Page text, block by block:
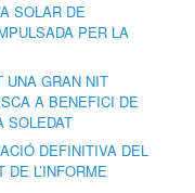
SOLAR DE
PER LA
UNA GRAN NIT
A BENEFICI DE
SOLEDAT
DEFINITIVA DEL
L’INFORME